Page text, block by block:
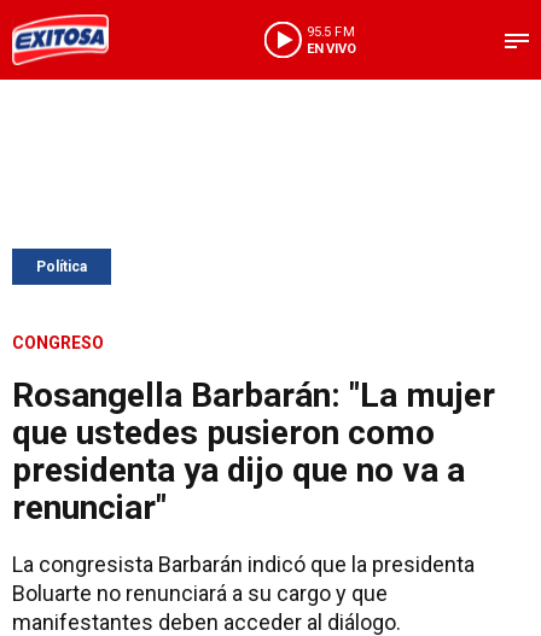
95.5 FM
EN VIVO
Política
CONGRESO
Rosangella Barbarán: "La mujer
que ustedes pusieron como
presidenta ya dijo que no va a
renunciar"
La congresista Barbarán indicó que la presidenta
Boluarte no renunciará a su cargo y que
manifestantes deben acceder al diálogo.